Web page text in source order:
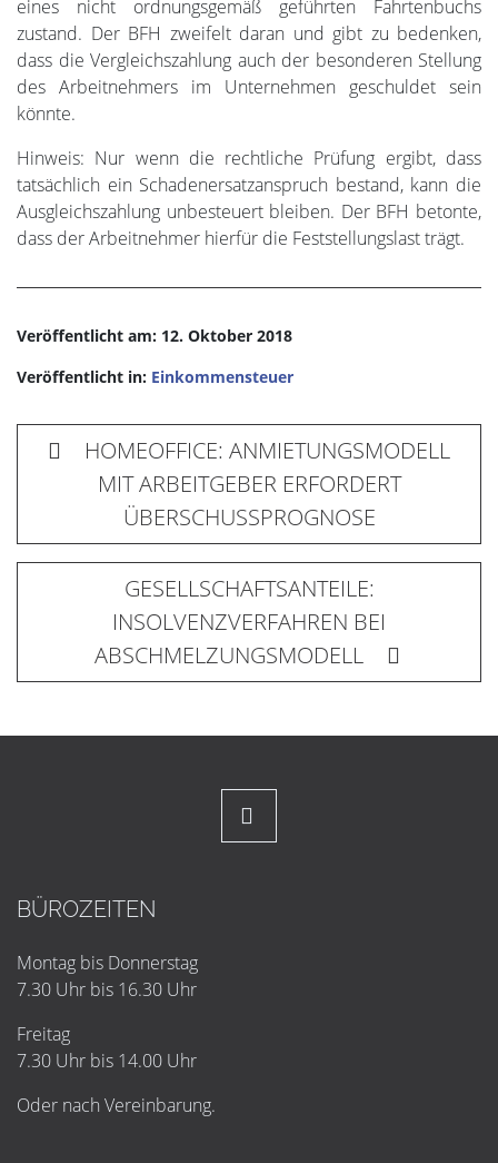
eines nicht ordnungsgemäß geführten Fahrtenbuchs
zustand. Der BFH zweifelt daran und gibt zu bedenken,
dass die Vergleichszahlung auch der besonderen Stellung
des Arbeitnehmers im Unternehmen geschuldet sein
könnte.
Hinweis: Nur wenn die rechtliche Prüfung ergibt, dass
tatsächlich ein Schadenersatzanspruch bestand, kann die
Ausgleichszahlung unbesteuert bleiben. Der BFH betonte,
dass der Arbeitnehmer hierfür die Feststellungslast trägt.
Veröffentlicht am: 12. Oktober 2018
Veröffentlicht in: Einkommensteuer
HOMEOFFICE: ANMIETUNGSMODELL
MIT ARBEITGEBER ERFORDERT
ÜBERSCHUSSPROGNOSE
GESELLSCHAFTSANTEILE:
INSOLVENZVERFAHREN BEI
ABSCHMELZUNGSMODELL
BÜROZEITEN
Montag bis Donnerstag
7.30 Uhr bis 16.30 Uhr
Freitag
7.30 Uhr bis 14.00 Uhr
Oder nach Vereinbarung.